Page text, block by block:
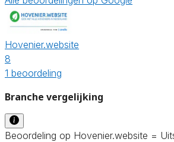
Hovenier.website
8
1 beoordeling
Branche vergelijking
Beoordeling op Hovenier.website =